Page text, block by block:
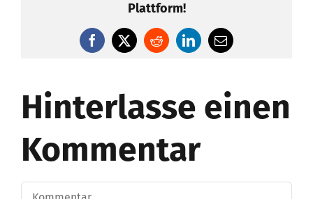
Plattform!
FacebookTwitterRedditLinkedIn
E-
Hinterlasse einen
Kommentar
Kommentar